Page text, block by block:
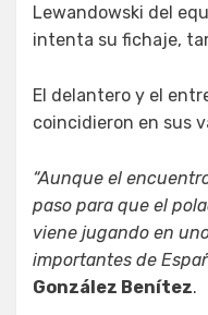
Lewandowski del
intenta su fichaje,
El delantero y el
coincidieron en sus
“Aunque el
paso para que el
viene jugando en
importantes de
González Benítez.